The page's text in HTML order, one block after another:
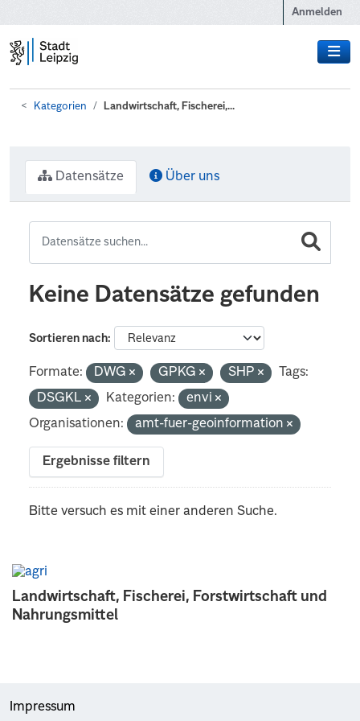
Anmelden
Kategorien Landwirtschaft, Fischerei,...
Landwirtschaft, Fischerei, Forstwirtschaft und
Nahrungsmittel
Datensätze Über uns
Keine Datensätze gefunden
Sortieren nach
Formate: DWG GPKG SHP
Tags:
DSGKL
Kategorien:
envi
Organisationen:
amt-fuer-geoinformation
Ergebnisse filtern
Bitte versuch es mit einer anderen Suche.
Impressum